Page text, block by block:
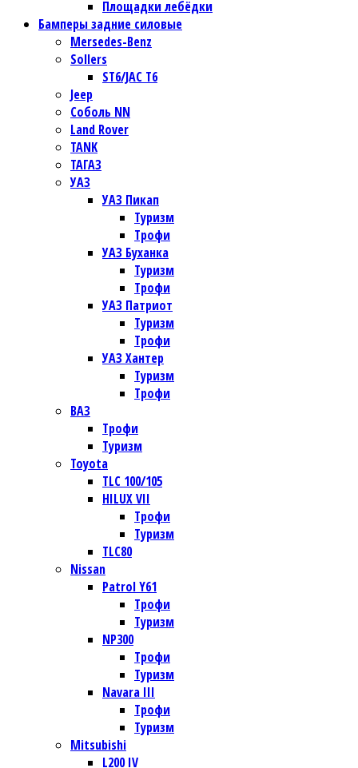
Площадки лебёдки
Бамперы задние силовые
Mersedes-Benz
Sollers
ST6/JAC T6
Jeep
Соболь NN
Land Rover
TANK
ТАГАЗ
УАЗ
УАЗ Пикап
Туризм
Трофи
УАЗ Буханка
Туризм
Трофи
УАЗ Патриот
Туризм
Трофи
УАЗ Хантер
Туризм
Трофи
ВАЗ
Трофи
Туризм
Toyota
TLC 100/105
HILUX VII
Трофи
Туризм
TLC80
Nissan
Patrol Y61
Трофи
Туризм
NP300
Трофи
Туризм
Navara III
Трофи
Туризм
Mitsubishi
L200 IV